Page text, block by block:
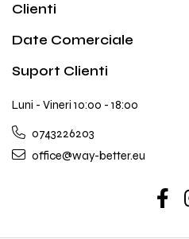
Clienti
Date Comerciale
Suport Clienti
Luni - Vineri 10:00 - 18:00
0743226203
office@way-better.eu